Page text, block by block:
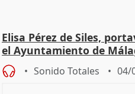
Elisa Pérez de Siles,
el Ayuntamiento de
Sonido Totales 04/